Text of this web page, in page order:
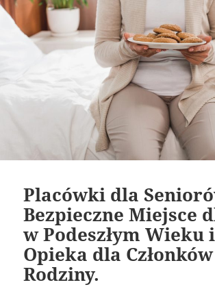
Placówki dla
Bezpieczne Miejsce
w Podeszłym Wieku i
Opieka dla Członków
Rodziny.